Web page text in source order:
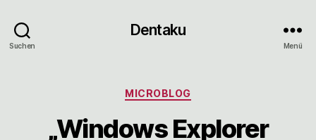
Suchen
Dentaku
Menü
Kategorien
MICROBLOG
„Windows Explorer